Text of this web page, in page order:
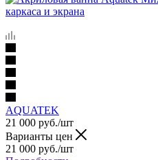
AQUATEK
21 000 руб./шт
Варианты цен
21 000 руб./шт